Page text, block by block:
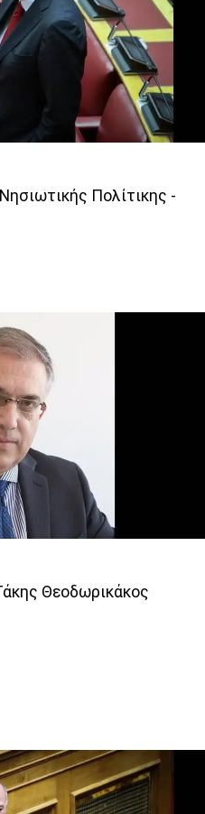
Πολίτικης -
Θεοδωρικάκος